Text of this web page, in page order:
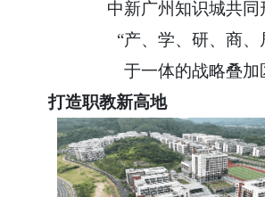
中新广州知识城共同
“产、学、研、商、
于一体的战略叠加
打造职教新高地